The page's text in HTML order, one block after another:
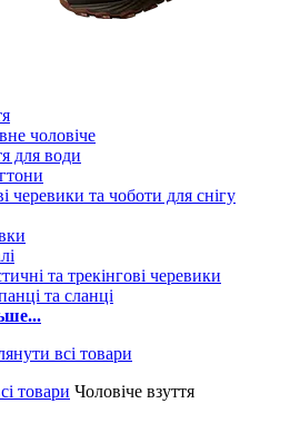
чоловіче
для води
черевики та чоботи для снігу
та трекінгові черевики
та сланці
товари Чоловіче взуття